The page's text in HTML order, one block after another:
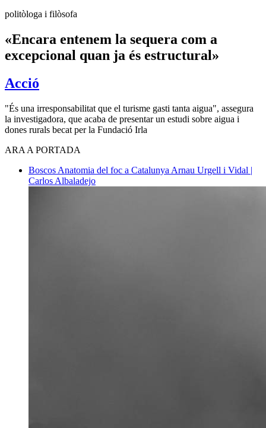
politòloga i filòsofa
«Encara entenem la sequera com a
excepcional quan ja és estructural»
Acció
"És una irresponsabilitat que el turisme gasti tanta aigua", assegura
la investigadora, que acaba de presentar un estudi sobre aigua i
dones rurals becat per la Fundació Irla
ARA A PORTADA
Boscos Anatomia del foc a Catalunya Arnau Urgell i Vidal |
Carlos Albaladejo